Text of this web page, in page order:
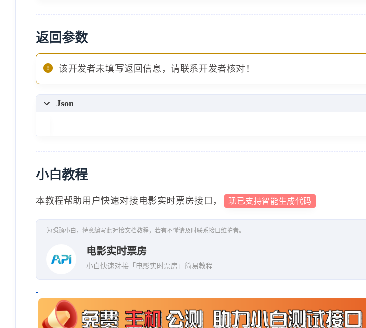
返回参数
该开发者未填写返回信息，请联系开发者核对！
Json
小白教程
本教程帮助用户快速对接电影实时票房接口， 现已支持智能生成代码
为照顾小白，特意编写此对接文档教程，若有不懂请及时联系接口维护者。
电影实时票房
小白快速对接「电影实时票房」简易教程